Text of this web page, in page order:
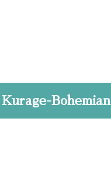
Kurage-Bohemian